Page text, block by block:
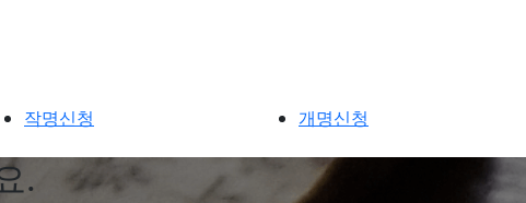
작명신청 개명신청
.